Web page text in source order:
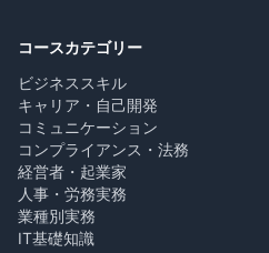
コースカテゴリー
ビジネススキル
キャリア・自己開発
コミュニケーション
コンプライアンス・法務
経営者・起業家
人事・労務実務
業種別実務
IT基礎知識